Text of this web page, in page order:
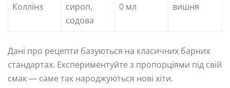
Коллінз
сироп,
содова
0 мл
вишня
Дані про рецепти базуються на класичних барних
стандартах. Експериментуйте з пропорціями під свій
смак — саме так народжуються нові хіти.